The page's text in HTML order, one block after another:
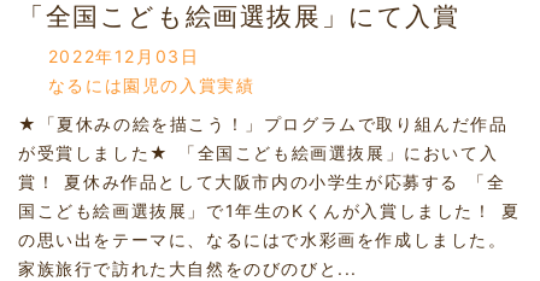
「全国こども絵画選抜展」にて入賞
2022年12月03日
なるには園児の入賞実績
★「夏休みの絵を描こう！」プログラムで取り組んだ作品
が受賞しました★ 「全国こども絵画選抜展」において入
賞！ 夏休み作品として大阪市内の小学生が応募する 「全
国こども絵画選抜展」で1年生のKくんが入賞しました！ 夏
の思い出をテーマに、なるにはで水彩画を作成しました。
家族旅行で訪れた大自然をのびのびと...